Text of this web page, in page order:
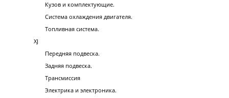
Кузов и комплектующие.
Система охлаждения двигателя.
Топливная система.
XJ
Передняя подвеска.
Задняя подвеска.
Трансмиссия
Электрика и электроника.